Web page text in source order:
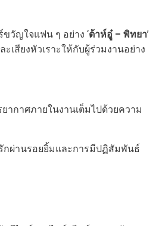
วัญใจแฟน ๆ อย่าง ‘ต้าห์อู๋ – พิทยา’
สียงหัวเราะให้กับผู้ร่วมงานอย่าง
กาศภายในงานเต็มไปด้วยความ
กผ่านรอยยิ้มและการมีปฏิสัมพันธ์